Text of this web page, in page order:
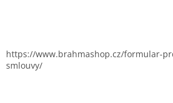
https://www.brahmashop.cz/formular-
smlouvy/